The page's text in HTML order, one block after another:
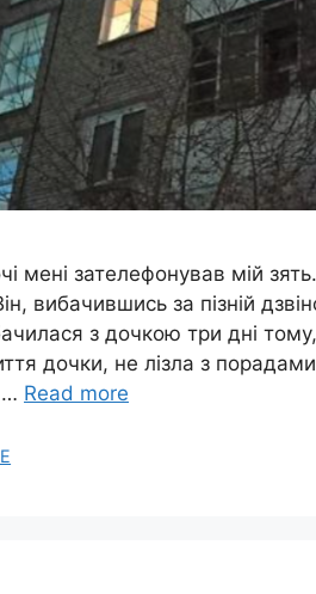
мені зателефонував мій
вибачившись за пізній
з дочкою три дні
дочки, не лізла з
… Read more